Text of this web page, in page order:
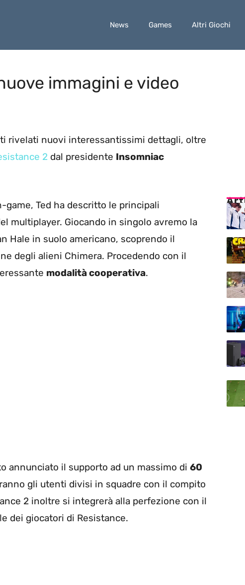
News Games Altri Giochi
immagini e video
rivelati nuovi interessantissimi dettagli, oltre
2 dal presidente Insomniac
Ted ha descritto le principali
multiplayer. Giocando in singolo avremo la
Hale in suolo americano, scoprendo il
degli alieni Chimera. Procedendo con il
modalità cooperativa.
annunciato il supporto ad un massimo di 60
gli utenti divisi in squadre con il compito
2 inoltre si integrerà alla perfezione con il
dei giocatori di Resistance.